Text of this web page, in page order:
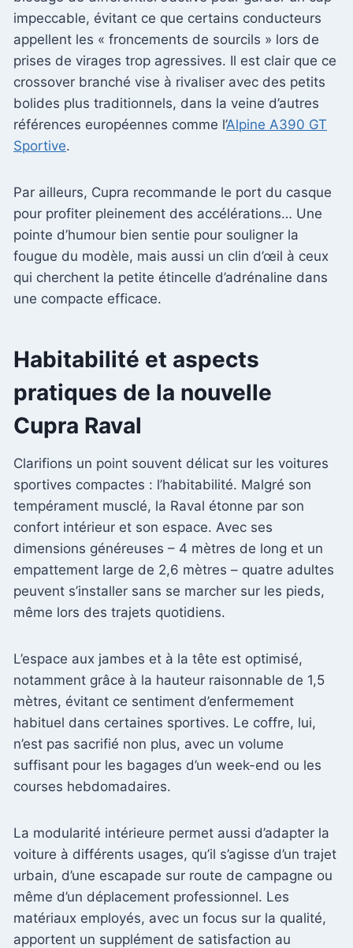
impeccable, évitant ce que certains conducteurs
appellent les « froncements de sourcils » lors de
prises de virages trop agressives. Il est clair que ce
crossover branché vise à rivaliser avec des petits
bolides plus traditionnels, dans la veine d’autres
références européennes comme l’Alpine A390 GT
Sportive.
Par ailleurs, Cupra recommande le port du casque
pour profiter pleinement des accélérations… Une
pointe d’humour bien sentie pour souligner la
fougue du modèle, mais aussi un clin d’œil à ceux
qui cherchent la petite étincelle d’adrénaline dans
une compacte efficace.
Habitabilité et aspects
pratiques de la nouvelle
Cupra Raval
Clarifions un point souvent délicat sur les voitures
sportives compactes : l’habitabilité. Malgré son
tempérament musclé, la Raval étonne par son
confort intérieur et son espace. Avec ses
dimensions généreuses – 4 mètres de long et un
empattement large de 2,6 mètres – quatre adultes
peuvent s’installer sans se marcher sur les pieds,
même lors des trajets quotidiens.
L’espace aux jambes et à la tête est optimisé,
notamment grâce à la hauteur raisonnable de 1,5
mètres, évitant ce sentiment d’enfermement
habituel dans certaines sportives. Le coffre, lui,
n’est pas sacrifié non plus, avec un volume
suffisant pour les bagages d’un week-end ou les
courses hebdomadaires.
La modularité intérieure permet aussi d’adapter la
voiture à différents usages, qu’il s’agisse d’un trajet
urbain, d’une escapade sur route de campagne ou
même d’un déplacement professionnel. Les
matériaux employés, avec un focus sur la qualité,
apportent un supplément de satisfaction au